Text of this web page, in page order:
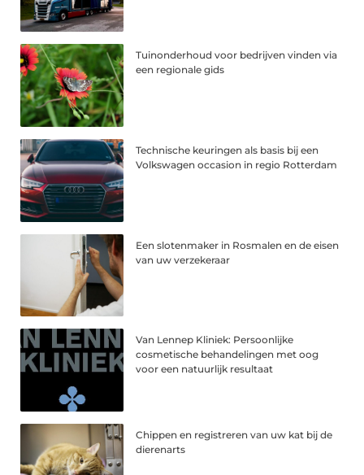
Tuinonderhoud voor bedrijven vinden via
een regionale gids
Technische keuringen als basis bij een
Volkswagen occasion in regio Rotterdam
Een slotenmaker in Rosmalen en de eisen
van uw verzekeraar
Van Lennep Kliniek: Persoonlijke
cosmetische behandelingen met oog
voor een natuurlijk resultaat
Chippen en registreren van uw kat bij de
dierenarts